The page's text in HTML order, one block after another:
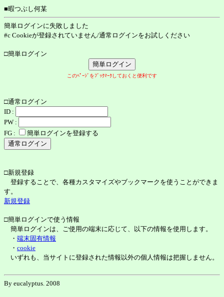
■暇つぶし何某
簡単ログインに失敗しました
#c Cookieが登録されていません/通常ログインをお試しください
□簡単ログイン
このﾍﾟｰｼﾞをﾌﾞｯｸﾏｰｸしておくと便利です
□通常ログイン
ID :
PW :
FG :
簡単ログインを登録する
□新規登録
登録することで、各種カスタマイズやブックマークを使うことができま
す。
新規登録
□簡単ログインで使う情報
簡単ログインは、ご使用の端末に応じて、以下の情報を使用します。
・ 端末固有情報
・ cookie
いずれも、当サイトに登録された情報以外の個人情報は把握しません。
By eucalyptus. 2008